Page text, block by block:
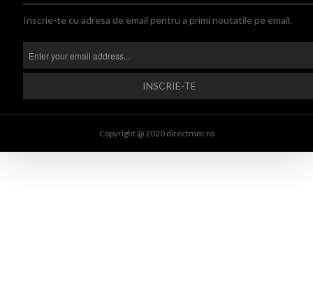
Inscrie-te cu adresa de email pentru a primi noutatile pe email.
Copyright @ 2020 directmm.ro